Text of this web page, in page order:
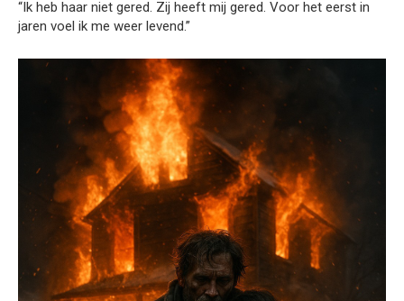
“Ik heb haar niet gered. Zij heeft mij gered. Voor het eerst in
jaren voel ik me weer levend.”